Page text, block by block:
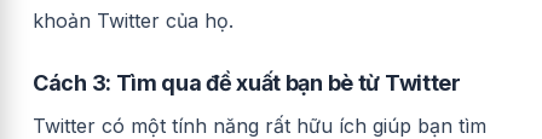
khoản Twitter của họ.
Cách 3: Tìm qua đề xuất bạn bè từ Twitter
Twitter có một tính năng rất hữu ích giúp bạn tìm